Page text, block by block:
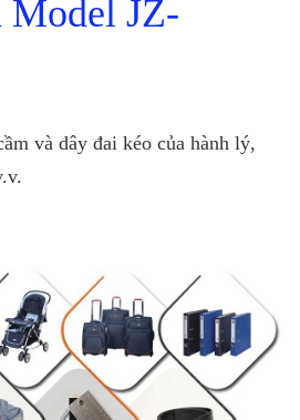
Model JZ-
và dây đai kéo của hành lý,